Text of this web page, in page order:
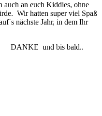
an euch Kiddies, ohne
Wir hatten super viel Spaß
nächste Jahr, in dem Ihr
DANKE und bis bald..